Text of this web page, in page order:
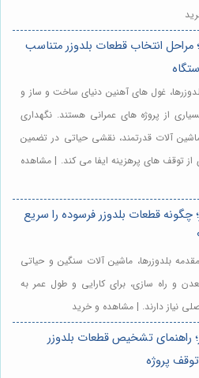
مراحل انتخاب قطعات بلدوزر متناسب
غول های آهنین دنیای ساخت و ساز و
از پروژه های عمرانی هستند. نگهداری
آلات قدرتمند، نقشی حیاتی در تضمین
از توقف های پرهزینه ایفا می کند. | مشاهده
چگونه قطعات بلدوزر فرسوده را سریع
بلدوزرها، ماشین آلات سنگین و حیاتی
و راه سازی، برای کارایی و طول عمر به
نیاز دارند. | مشاهده و خرید
راهنمای تشخیص قطعات بلدوزر
پروژه